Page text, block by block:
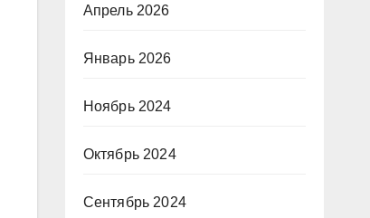
Апрель 2026
Январь 2026
Ноябрь 2024
Октябрь 2024
Сентябрь 2024